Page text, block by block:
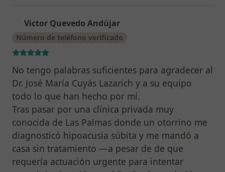
Victor Quevedo Andújar
Número de teléfono verificado
No tengo palabras suficientes para agradecer al
Dr. José María Cuyás Lazarich y a su equipo
todo lo que han hecho por mí.
Tras pasar por una clínica privada muy
conocida de Las Palmas donde un otorrino me
diagnosticó hipoacusia súbita y me mandó a
casa sin tratamiento —a pesar de de que
requería actuación urgente para intentar